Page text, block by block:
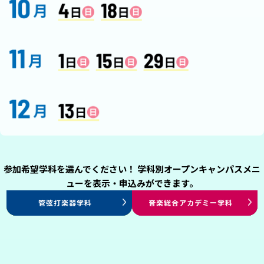
参加希望学科を選んでください！ 学科別オープンキャンパスメニ
ューを表示・申込みができます。
ヴォーカル学科 プロミュージシャン学科
アレンジ・作曲学科
プロダンサー専攻
パフォーミングアーツ学科
ミュージカル専攻
パフォーミングアーツ学科
声優俳優専攻
パフォーミングアーツ学科
演出・制作専攻
パフォーミングアーツ学科
エンタテインメント
スタッフ学科
エンタテインメントHR学科 ジャズ・ポピュラー学科
管弦打楽器学科 音楽総合アカデミー学科